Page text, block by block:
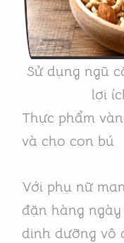
Sử dụng ngũ
lợi
Thực phẩm
và cho con bú
Với phụ nữ
đặn hàng
dinh dưỡng vô